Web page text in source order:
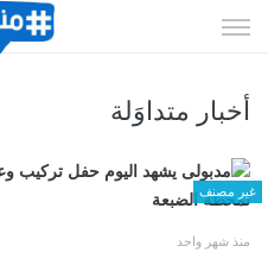
الى
أخبار متداوَلة
غير مصنف
منذ شهر واحد